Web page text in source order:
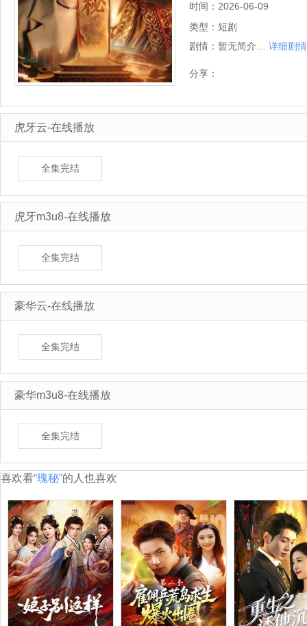
时间： 2026-06-09
类型： 短剧
剧情： 暂无简介… 详细剧情
分享：
虎牙云-在线播放
全集完结
虎牙m3u8-在线播放
全集完结
豪华云-在线播放
全集完结
豪华m3u8-在线播放
全集完结
喜欢看“瑰秘”的人也喜欢